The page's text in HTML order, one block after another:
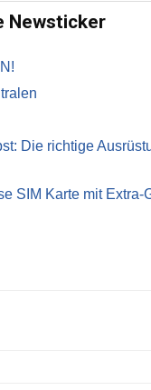
Newsticker
Die richtige
SIM Karte mit Extra-